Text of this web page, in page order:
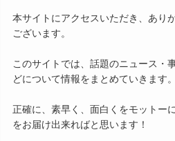
本サイトにアクセスいただき、あり
ございます。
このサイトでは、話題のニュース・
どについて情報をまとめていきます。
正確に、素早く、面白くをモットー
をお届け出来ればと思います！